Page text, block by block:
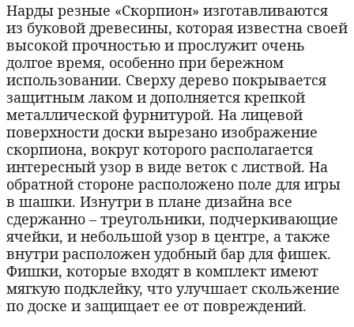
Нарды резные «Скорпион» изготавливаются
из буковой древесины, которая известна своей
высокой прочностью и прослужит очень
долгое время, особенно при бережном
использовании. Сверху дерево покрывается
защитным лаком и дополняется крепкой
металлической фурнитурой. На лицевой
поверхности доски вырезано изображение
скорпиона, вокруг которого располагается
интересный узор в виде веток с листвой. На
обратной стороне расположено поле для игры
в шашки. Изнутри в плане дизайна все
сдержанно – треугольники, подчеркивающие
ячейки, и небольшой узор в центре, а также
внутри расположен удобный бар для фишек.
Фишки, которые входят в комплект имеют
мягкую подклейку, что улучшает скольжение
по доске и защищает ее от повреждений.